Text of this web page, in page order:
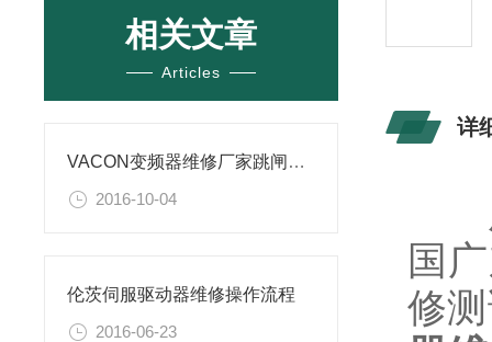
相关文章
Articles
VACON变频器维修厂家跳闸故障
2016-10-04
伦茨伺服驱动器维修操作流程
2016-06-23
详
国
修